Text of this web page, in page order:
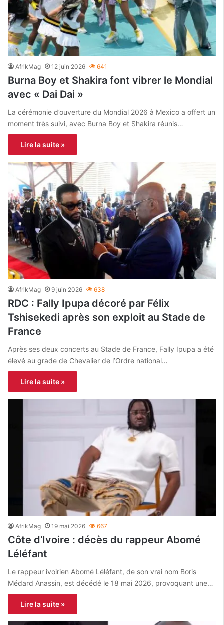
AfrikMag 12 juin 2026 641
Burna Boy et Shakira font vibrer le Mondial
avec « Dai Dai »
La cérémonie d’ouverture du Mondial 2026 à Mexico a offert un
moment très suivi, avec Burna Boy et Shakira réunis…
Lire la suite »
AfrikMag 9 juin 2026 638
RDC : Fally Ipupa décoré par Félix
Tshisekedi après son exploit au Stade de
France
Après ses deux concerts au Stade de France, Fally Ipupa a été
élevé au grade de Chevalier de l’Ordre national…
Lire la suite »
AfrikMag 19 mai 2026 667
Côte d’Ivoire : décès du rappeur Abomé
Léléfant
Le rappeur ivoirien Abomé Léléfant, de son vrai nom Boris
Médard Anassin, est décédé le 18 mai 2026, provoquant une…
Lire la suite »